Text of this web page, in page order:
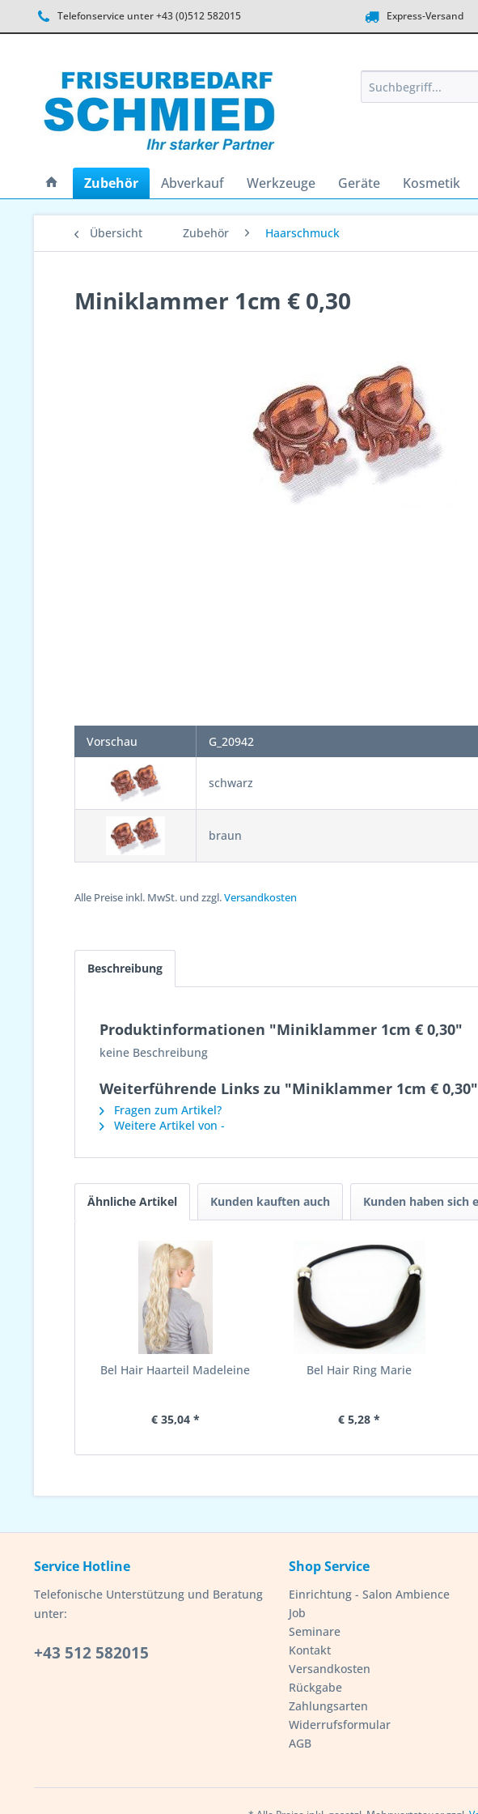
Telefonservice unter +43 (0)512 582015 Express-Versand
Zubehör Abverkauf Werkzeuge Geräte Kosmetik
Übersicht Zubehör Haarschmuck
Miniklammer 1cm € 0,30
Vorschau G_20942
schwarz
braun
Alle Preise inkl. MwSt. und zzgl.Versandkosten
Beschreibung
Produktinformationen "Miniklammer 1cm € 0,30"
keine Beschreibung
Weiterführende Links zu "Miniklammer 1cm € 0,30"
Fragen zum Artikel?
Weitere Artikel von -
Ähnliche Artikel Kunden kauften auch Kunden haben sich
Bel Hair Haarteil Madeleine
€ 35,04 *
Bel Hair Ring Marie
€ 5,28 *
Service Hotline
Telefonische Unterstützung und Beratung
unter:
+43 512 582015
Shop Service
Einrichtung - Salon Ambience
Job
Seminare
Kontakt
Versandkosten
Rückgabe
Zahlungsarten
Widerrufsformular
AGB